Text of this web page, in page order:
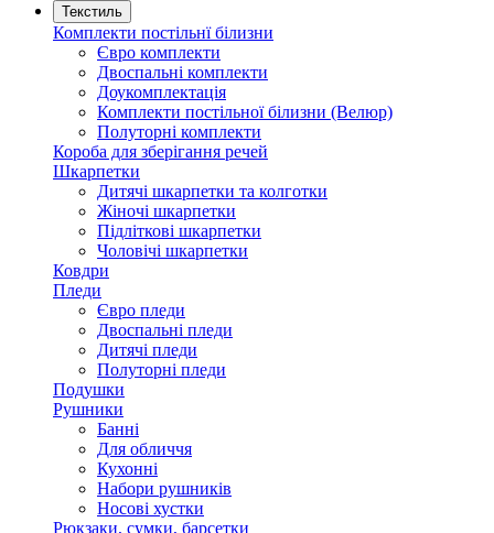
Текстиль
Комплекти постільнї білизни
Євро комплекти
Двоспальні комплекти
Доукомплектація
Комплекти постільної білизни (Велюр)
Полуторні комплекти
Короба для зберігання речей
Шкарпетки
Дитячі шкарпетки та колготки
Жіночі шкарпетки
Підліткові шкарпетки
Чоловічі шкарпетки
Ковдри
Пледи
Євро пледи
Двоспальні пледи
Дитячі пледи
Полуторні пледи
Подушки
Рушники
Банні
Для обличчя
Кухонні
Набори рушників
Носові хустки
Рюкзаки, сумки, барсетки